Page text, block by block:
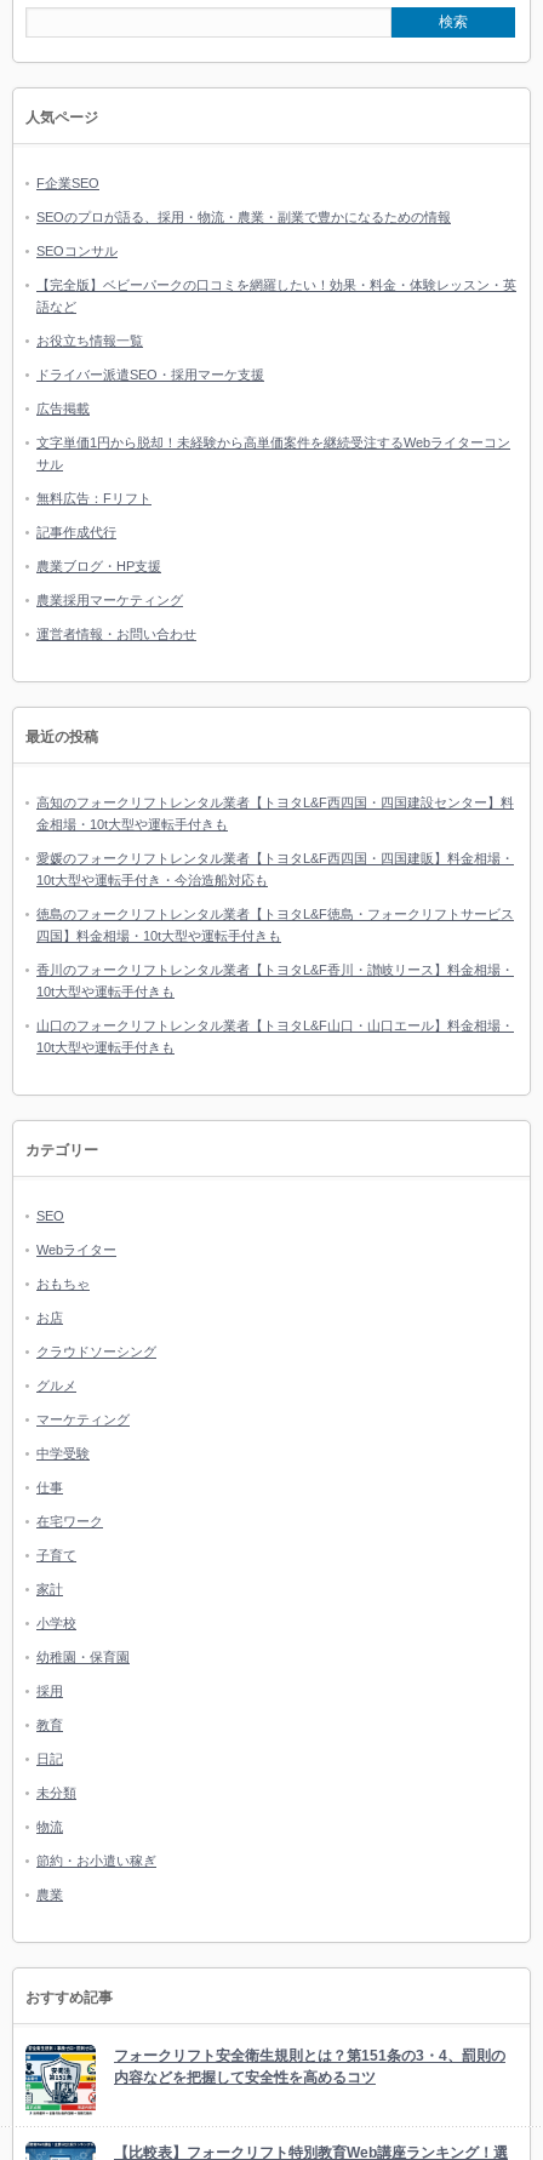
人気ページ
F企業SEO
SEOのプロが語る、採用・物流・農業・副業で豊かになるための情報
SEOコンサル
【完全版】ベビーパークの口コミを網羅したい！効果・料金・体験レッスン・英
語など
お役立ち情報一覧
ドライバー派遣SEO・採用マーケ支援
広告掲載
文字単価1円から脱却！未経験から高単価案件を継続受注するWebライターコン
サル
無料広告：Fリフト
記事作成代行
農業ブログ・HP支援
農業採用マーケティング
運営者情報・お問い合わせ
最近の投稿
高知のフォークリフトレンタル業者【トヨタL&F西四国・四国建設センター】料
金相場・10t大型や運転手付きも
愛媛のフォークリフトレンタル業者【トヨタL&F西四国・四国建販】料金相場・
10t大型や運転手付き・今治造船対応も
徳島のフォークリフトレンタル業者【トヨタL&F徳島・フォークリフトサービス
四国】料金相場・10t大型や運転手付きも
香川のフォークリフトレンタル業者【トヨタL&F香川・讃岐リース】料金相場・
10t大型や運転手付きも
山口のフォークリフトレンタル業者【トヨタL&F山口・山口エール】料金相場・
10t大型や運転手付きも
カテゴリー
SEO
Webライター
おもちゃ
お店
クラウドソーシング
グルメ
マーケティング
中学受験
仕事
在宅ワーク
子育て
家計
小学校
幼稚園・保育園
採用
教育
日記
未分類
物流
節約・お小遣い稼ぎ
農業
おすすめ記事
フォークリフト安全衛生規則とは？第151条の3・4、罰則の
内容などを把握して安全性を高めるコツ
【比較表】フォークリフト特別教育Web講座ランキング！選